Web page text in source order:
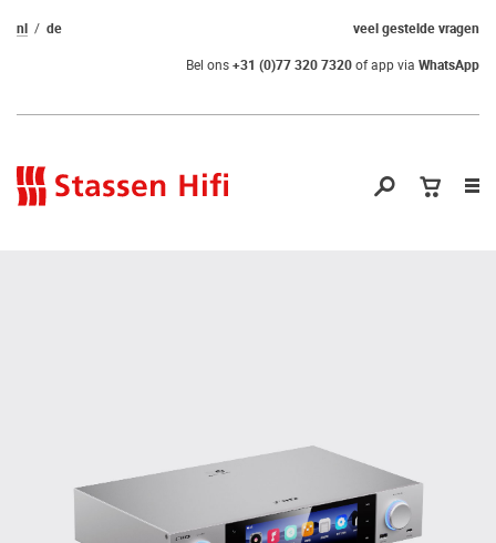
veel gestelde vragen
nl de
Bel ons+31 (0)77 320 7320of app via WhatsApp